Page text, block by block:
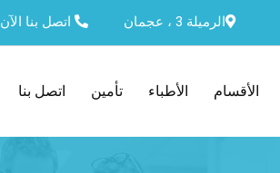
الرميلة 3 ، عجمان اتصل بنا الآن
الأقسام الأطباء تأمين اتصل بنا